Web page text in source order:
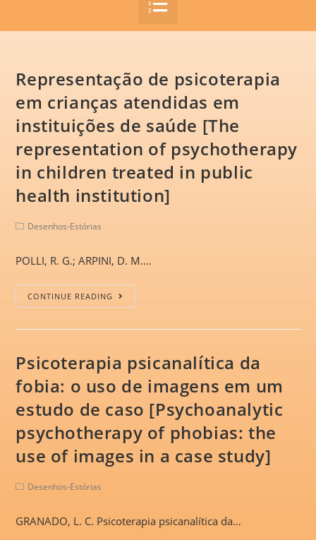
Representação de psicoterapia
em crianças atendidas em
instituições de saúde [The
representation of psychotherapy
in children treated in public
health institution]
Desenhos-Estórias
POLLI, R. G.; ARPINI, D. M.…
CONTINUE READING
Psicoterapia psicanalítica da
fobia: o uso de imagens em um
estudo de caso [Psychoanalytic
psychotherapy of phobias: the
use of images in a case study]
Desenhos-Estórias
GRANADO, L. C. Psicoterapia psicanalítica da…